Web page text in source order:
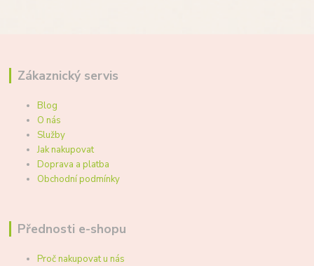
Zákaznický servis
Blog
O nás
Služby
Jak nakupovat
Doprava a platba
Obchodní podmínky
Přednosti e-shopu
Proč nakupovat u nás